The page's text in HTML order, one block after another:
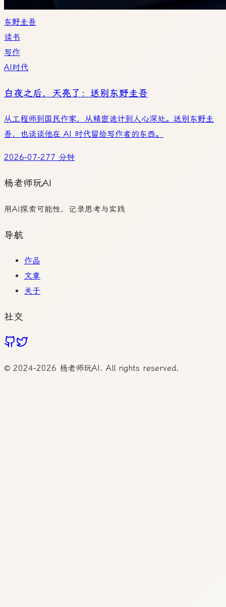
东野圭吾
读书
写作
AI时代
白夜之后，天亮了：送别东野圭吾
从工程师到国民作家，从精密诡计到人心深处。送别东野圭
吾，也谈谈他在 AI 时代留给写作者的东西。
2026-07-277 分钟
杨老师玩AI
用AI探索可能性，记录思考与实践
导航
作品
文章
关于
社交
© 2024-2026 杨老师玩AI. All rights reserved.